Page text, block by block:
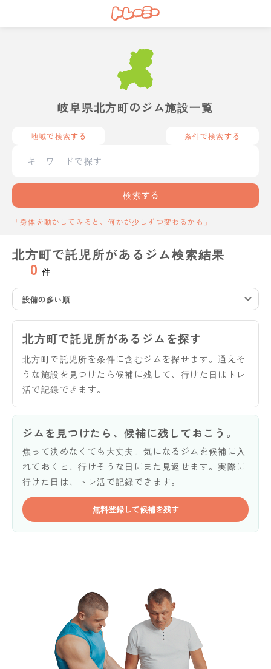
岐阜県北方町のジム施設一覧
地域で検索する 条件で検索する
検索する
「身体を動かしてみると、何かが少しずつ変わるかも」
北方町で託児所があるジム検索結果
0 件
設備の多い順
北方町で託児所があるジムを探す
北方町で託児所を条件に含むジムを探せます。通えそ
うな施設を見つけたら候補に残して、行けた日はトレ
活で記録できます。
ジムを見つけたら、候補に残しておこう。
焦って決めなくても大丈夫。気になるジムを候補に入
れておくと、行けそうな日にまた見返せます。実際に
行けた日は、トレ活で記録できます。
無料登録して候補を残す